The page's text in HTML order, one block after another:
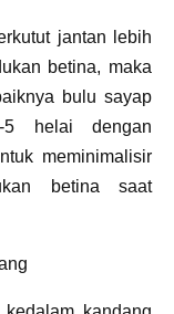
jantan lebih
betina, maka
bulu sayap
helai dengan
meminimalisir
betina saat